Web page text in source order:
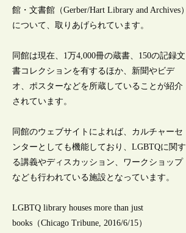
館・文書館（Gerber/Hart Library and Archives）
について、取りあげられています。
同館は現在、1万4,000冊の蔵書、150の記録文
書コレクションを有するほか、新聞やビデ
オ、ポスターなどを所蔵していることが紹介
されています。
同館のウェブサイトによれば、カルチャーセ
ンターとしても機能しており、LGBTQに関す
る講義やディスカッション、ワークショップ
なども行われている施設となっています。
LGBTQ library houses more than just
books（Chicago Tribune, 2016/6/15）